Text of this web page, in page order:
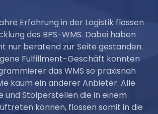
Erfahrung in der Logistik flossen
des BPS-WMS. Dabei haben
nur beratend zur Seite gestanden.
Fulfillment-Geschäft konnten
das WMS so praxisnah
kaum ein anderer Anbieter. Alle
und Stolperstellen die in einem
können, flossen somit in die